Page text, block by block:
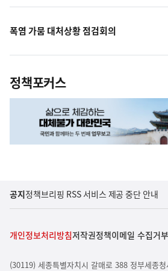
폭염 가뭄 대처상황 점검회의
정책포커스
공지정책브리핑 RSS 서비스 제공 중단 안내
개인정보처리방침저작권정책이메일 수집거부
(30119) 세종특별자치시 갈매로 388 정부세종